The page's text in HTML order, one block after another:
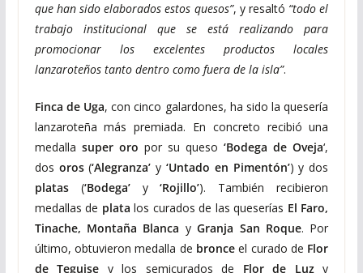
que han sido elaborados estos quesos”, y resaltó “todo el
trabajo institucional que se está realizando para
promocionar los excelentes productos locales
lanzaroteños tanto dentro como fuera de la isla”.
Finca de Uga, con cinco galardones, ha sido la quesería
lanzaroteña más premiada. En concreto recibió una
medalla super oro por su queso‘Bodega de Oveja‘,
dos oros(‘Alegranza’ y‘Untado en Pimentón’) y dos
platas(‘Bodega’y‘Rojillo’). También recibieron
medallas de plata los curados de las queserías El Faro,
Tinache, Montaña Blanca yGranja San Roque. Por
último, obtuvieron medalla de bronce el curado de Flor
de Teguise y los semicurados de Flor de Luzy